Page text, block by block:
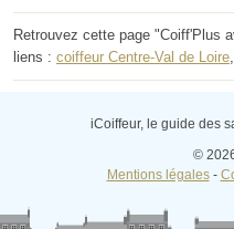
Retrouvez cette page "Coiff'Plus
liens : coiffeur Centre-Val de Loire,
iCoiffeur, le guide des
©
Mentions légales-